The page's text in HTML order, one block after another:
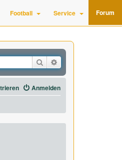
Football Service Forum
Suche
Anmelden